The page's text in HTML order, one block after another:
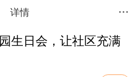
详情
生日会，让社区充满